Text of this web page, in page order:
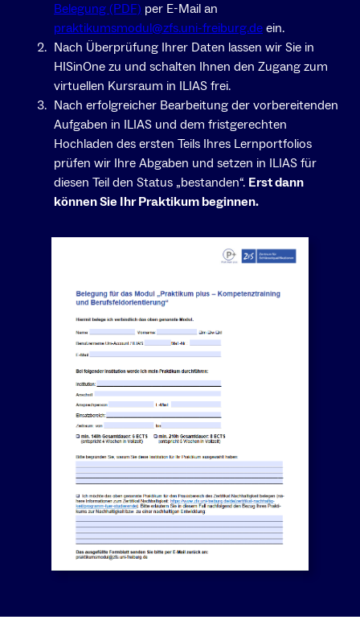
Belegung (PDF) per E-Mail an
praktikumsmodul@zfs.uni-freiburg.de ein.
Nach Überprüfung Ihrer Daten lassen wir Sie in
HISinOne zu und schalten Ihnen den Zugang zum
virtuellen Kursraum in ILIAS frei.
Nach erfolgreicher Bearbeitung der vorbereitenden
Aufgaben in ILIAS und dem fristgerechten
Hochladen des ersten Teils Ihres Lernportfolios
prüfen wir Ihre Abgaben und setzen in ILIAS für
diesen Teil den Status „bestanden“. Erst dann
können Sie Ihr Praktikum beginnen.